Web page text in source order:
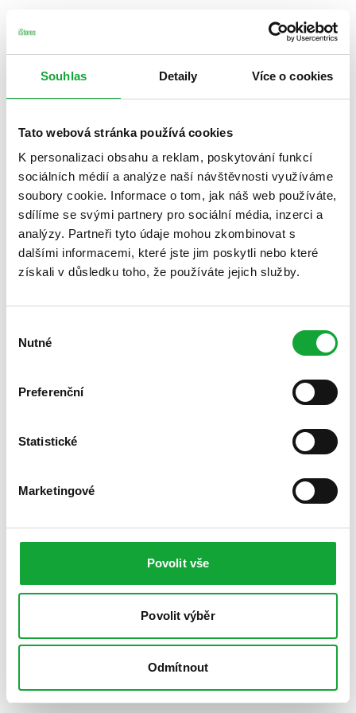
Souhlas Detaily Více o cookies
Tato webová stránka používá cookies
K personalizaci obsahu a reklam, poskytování funkcí
sociálních médií a analýze naší návštěvnosti využíváme
soubory cookie. Informace o tom, jak náš web používáte,
sdílíme se svými partnery pro sociální média, inzerci a
analýzy. Partneři tyto údaje mohou zkombinovat s
dalšími informacemi, které jste jim poskytli nebo které
získali v důsledku toho, že používáte jejich služby.
souhlasu
Nutné
Preferenční
Statistické
Marketingové
Povolit vše
Povolit výběr
Odmítnout